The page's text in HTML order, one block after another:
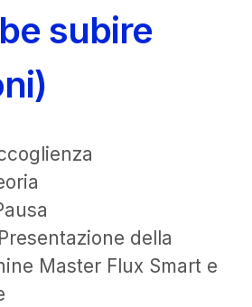
subire
della
Master Flux Smart e